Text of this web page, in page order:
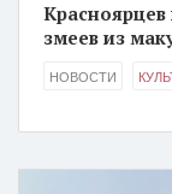
Красноярцев
змеев из
НОВОСТИ